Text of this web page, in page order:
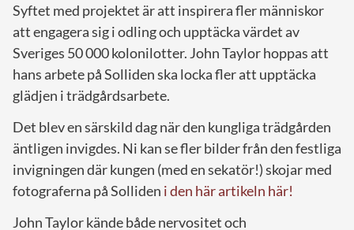
Syftet med projektet är att inspirera fler människor
att engagera sig i odling och upptäcka värdet av
Sveriges 50 000 kolonilotter. John Taylor hoppas att
hans arbete på Solliden ska locka fler att upptäcka
glädjen i trädgårdsarbete.
Det blev en särskild dag när den kungliga trädgården
äntligen invigdes. Ni kan se fler bilder från den festliga
invigningen där kungen (med en sekatör!) skojar med
fotograferna på Solliden i den här artikeln här!
John Taylor kände både nervositet och